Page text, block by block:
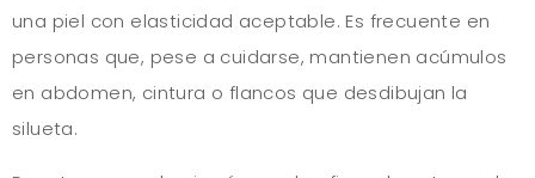
una piel con elasticidad aceptable. Es frecuente en
personas que, pese a cuidarse, mantienen acúmulos
en abdomen, cintura o flancos que desdibujan la
silueta.